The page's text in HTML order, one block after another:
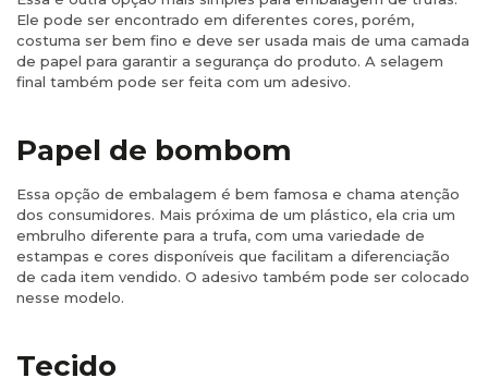
Ele pode ser encontrado em diferentes cores, porém,
costuma ser bem fino e deve ser usada mais de uma camada
de papel para garantir a segurança do produto. A selagem
final também pode ser feita com um adesivo.​
Papel de bombom
Essa opção de embalagem é bem famosa e chama atenção
dos consumidores. Mais próxima de um plástico, ela cria um
embrulho diferente para a trufa, com uma variedade de
estampas e cores disponíveis que facilitam a diferenciação
de cada item vendido. O adesivo também pode ser colocado
nesse modelo.
Tecido